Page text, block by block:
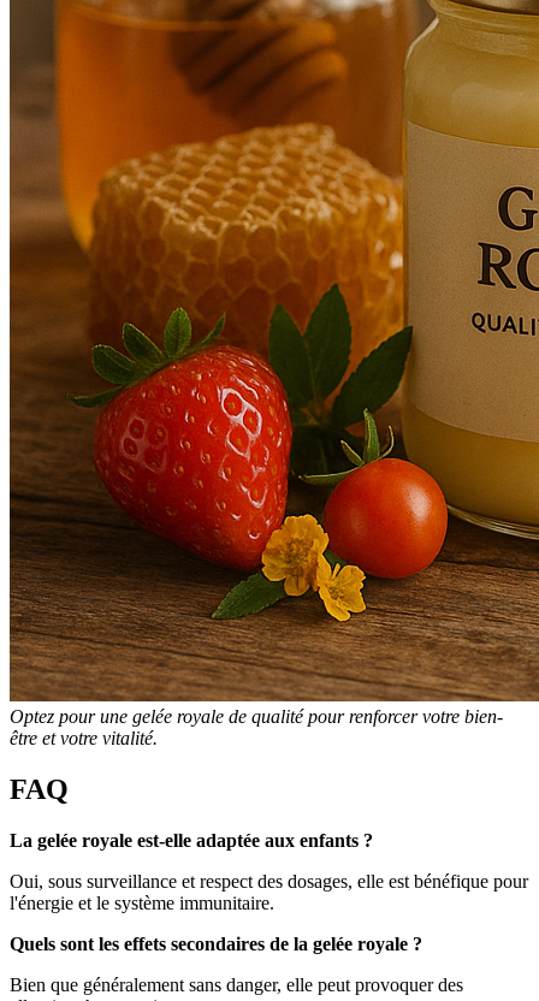
Optez pour une gelée royale de qualité pour renforcer votre bien-
être et votre vitalité.
FAQ
La gelée royale est-elle adaptée aux enfants ?
Oui, sous surveillance et respect des dosages, elle est bénéfique pour
l'énergie et le système immunitaire.
Quels sont les effets secondaires de la gelée royale ?
Bien que généralement sans danger, elle peut provoquer des